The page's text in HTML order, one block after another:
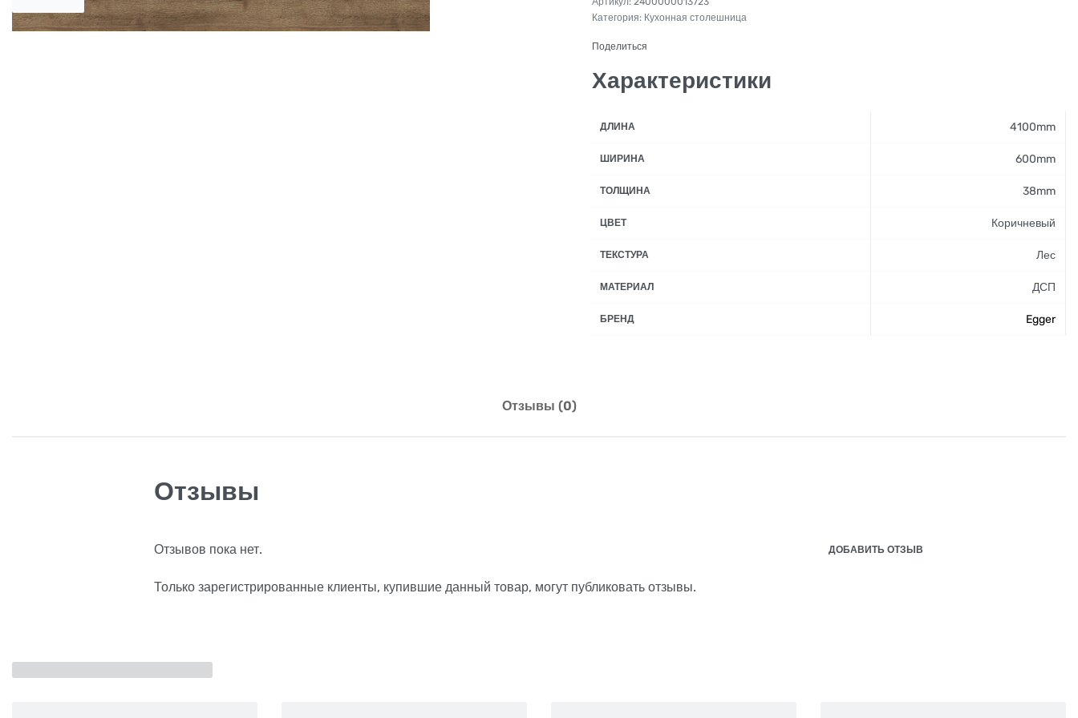
Категория: Кухонная столешница
Поделиться
Характеристики
ДЛИНА 4100mm
ШИРИНА 600mm
ТОЛЩИНА 38mm
ЦВЕТ Коричневый
ТЕКСТУРА Лес
МАТЕРИАЛ ДСП
БРЕНД Egger
Отзывы (0)
Отзывы
Отзывов пока нет. ДОБАВИТЬ ОТЗЫВ
Только зарегистрированные клиенты, купившие данный товар, могут публиковать отзывы.